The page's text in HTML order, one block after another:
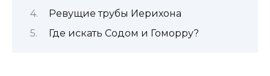
Ревущие трубы Иерихона
Где искать Содом и Гоморру?